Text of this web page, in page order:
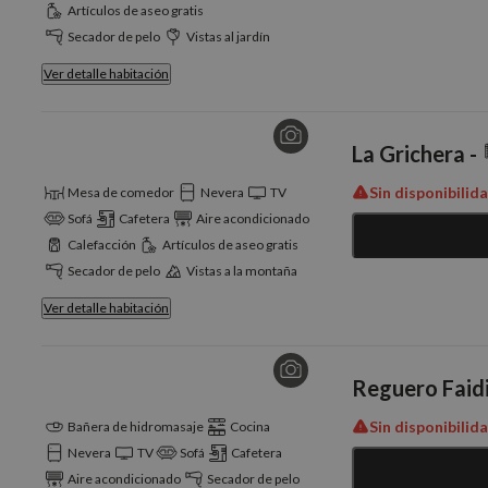
Artículos de aseo gratis
Secador de pelo
Vistas al jardín
Ver detalle habitación
Mesa de comedor Nevera
TV
Sofá
Cafetera
Aire acondicionado
Calefacción
Artículos de aseo gratis
Secador de pelo
Vistas a la montaña
Ver detalle habitación
La Grichera -
Sin
Bañera de hidromasaje
Cocina
Nevera
TV Sofá
Cafetera
Aire acondicionado
Secador de pelo
Reguero
Sin
Nombre
_ga_PET3GNK9C4
Dominio
_fbp
Meta
g_state